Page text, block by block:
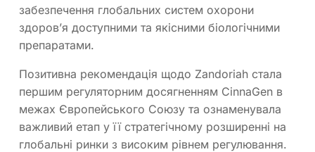
забезпечення глобальних систем охорони
здоровʼя доступними та якісними біологічними
препаратами.
Позитивна рекомендація щодо Zandoriah стала
першим регуляторним досягненням CinnaGen в
межах Європейського Союзу та ознаменувала
важливий етап у її стратегічному розширенні на
глобальні ринки з високим рівнем регулювання.